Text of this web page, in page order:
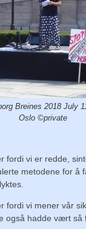
Breines 2018 July
Oslo ©private
fordi vi er redde,
metodene for å
fordi vi mener vår
også hadde vært så